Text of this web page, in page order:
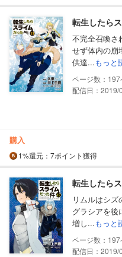
転生したら
不完全召喚さ
せず体内の崩
供達...もっと
197
配信日：2019/
購入
1%還元 ：7ポイント獲得
転生したら
リムルはシ
グラシアを後
増し...もっと
197
配信日：2019/